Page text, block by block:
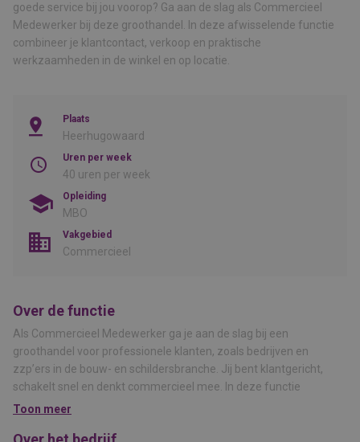
goede service bij jou voorop? Ga aan de slag als Commercieel
Medewerker bij deze groothandel. In deze afwisselende functie
combineer je klantcontact, verkoop en praktische
werkzaamheden in de winkel en op locatie.
Plaats
Heerhugowaard
Uren per week
40 uren per week
Opleiding
MBO
Vakgebied
Commercieel
Over de functie
Als Commercieel Medewerker ga je aan de slag bij een
groothandel voor professionele klanten, zoals bedrijven en
zzp’ers in de bouw- en schildersbranche. Jij bent klantgericht,
schakelt snel en denkt commercieel mee. In deze functie
combineer je klantcontact, verkoop en praktische
Toon meer